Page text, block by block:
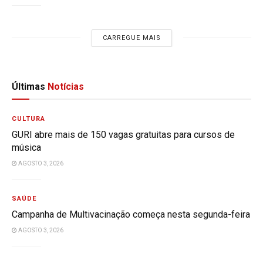
CARREGUE MAIS
Últimas Notícias
CULTURA
GURI abre mais de 150 vagas gratuitas para cursos de
música
AGOSTO 3, 2026
SAÚDE
Campanha de Multivacinação começa nesta segunda-feira
AGOSTO 3, 2026